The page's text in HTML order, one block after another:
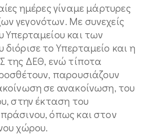
ημέρες γίναμε μάρτυρες
γεγονότων. Με συνεχείς
Υπερταμείου και των
το Υπερταμείο και η
της ΔΕΘ, ενώ τίποτα
παρουσιάζουν
σε ανακοίνωση, του
στην έκταση του
όπως και στον
χώρου.